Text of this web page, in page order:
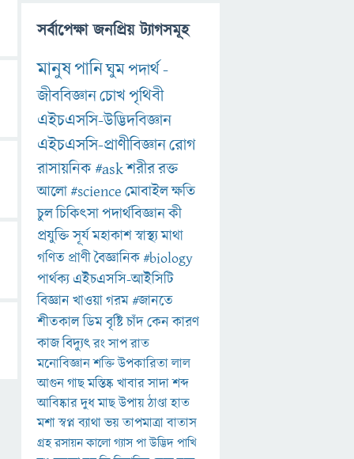
সর্বাপেক্ষা জনপ্রিয় ট্যাগসমূহ
মানুষপানিঘুমপদার্থ-
জীববিজ্ঞানচোখপৃথিবী
এইচএসসি-উদ্ভিদবিজ্ঞান
এইচএসসি-প্রাণীবিজ্ঞানরোগ
রাসায়নিক#askশরীররক্ত
আলো#scienceমোবাইলক্ষতি
চুলচিকিৎসাপদার্থবিজ্ঞানকী
প্রযুক্তিসূর্যমহাকাশস্বাস্থ্যমাথা
গণিত প্রাণীবৈজ্ঞানিক#biology
পার্থক্য এইচএসসি-আইসিটি
বিজ্ঞানখাওয়াগরম#জানতে
শীতকালডিমবৃষ্টিচাঁদকেনকারণ
কাজবিদ্যুৎরংসাপরাত
মনোবিজ্ঞানশক্তিউপকারিতালাল
আগুনগাছমস্তিষ্কখাবারসাদাশব্দ
আবিষ্কারদুধমাছউপায়ঠাণ্ডাহাত
মশাস্বপ্নব্যাথাভয়তাপমাত্রাবাতাস
গ্রহরসায়নকালোগ্যাসপাউদ্ভিদপাখি